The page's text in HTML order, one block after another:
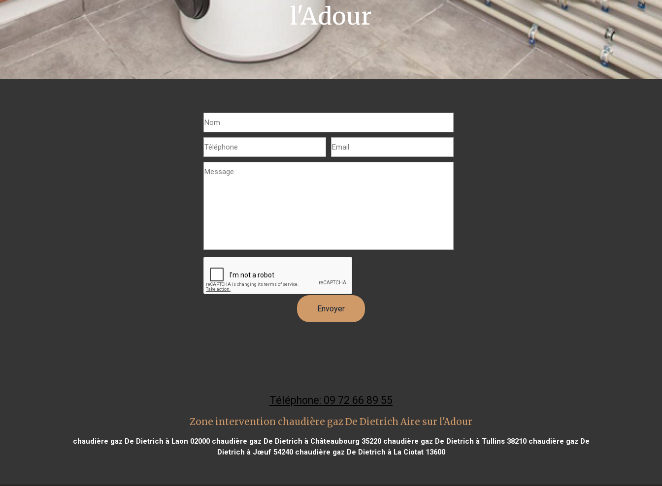
l'Adour
Téléphone: 09 72 66 89 55
Zone intervention chaudière gaz De Dietrich Aire sur l'Adour
chaudière gaz De Dietrich à Laon 02000chaudière gaz De Dietrich à Châteaubourg 35220chaudière gaz De Dietrich à Tullins 38210chaudière gaz De
Dietrich à Jœuf 54240chaudière gaz De Dietrich à La Ciotat 13600